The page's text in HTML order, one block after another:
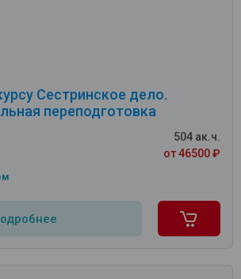
Сестринское дело.
переподготовка
504 ак.ч.
от 46500 ₽